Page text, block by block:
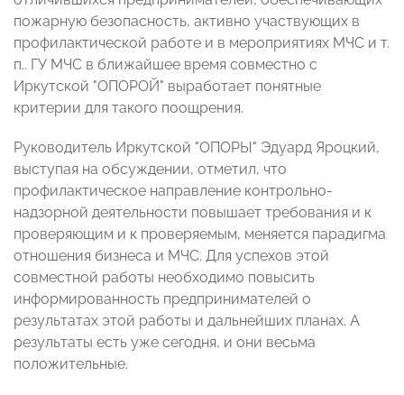
пожарную безопасность, активно участвующих в
профилактической работе и в мероприятиях МЧС и т.
п.. ГУ МЧС в ближайшее время совместно с
Иркутской "ОПОРОЙ" выработает понятные
критерии для такого поощрения.
Руководитель Иркутской "ОПОРЫ" Эдуард Яроцкий,
выступая на обсуждении, отметил, что
профилактическое направление контрольно-
надзорной деятельности повышает требования и к
проверяющим и к проверяемым, меняется парадигма
отношения бизнеса и МЧС. Для успехов этой
совместной работы необходимо повысить
информированность предпринимателей о
результатах этой работы и дальнейших планах. А
результаты есть уже сегодня, и они весьма
положительные.